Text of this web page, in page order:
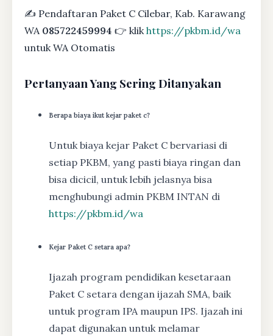
✍ Pendaftaran Paket C Cilebar, Kab. Karawang
WA 085722459994 👉 klikhttps://pkbm.id/wa
untuk WA Otomatis
Pertanyaan Yang Sering Ditanyakan
Berapa biaya ikut kejar paket c?
Untuk biaya kejar Paket C bervariasi di
setiap PKBM, yang pasti biaya ringan dan
bisa dicicil, untuk lebih jelasnya bisa
menghubungi admin PKBM INTAN di
https://pkbm.id/wa
Kejar Paket C setara apa?
Ijazah program pendidikan kesetaraan
Paket C setara dengan ijazah SMA, baik
untuk program IPA maupun IPS. Ijazah ini
dapat digunakan untuk melamar